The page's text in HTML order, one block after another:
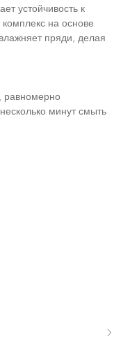
устойчивость к
на основе
пряди, делая
равномерно
минут смыть